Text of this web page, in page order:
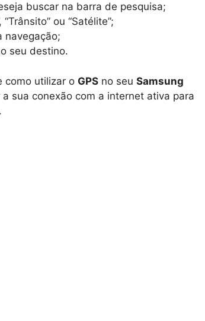
buscar na barra de pesquisa;
ou “Satélite”;
navegação;
seu destino.
como utilizar o GPS no seu Samsung
sua conexão com a internet ativa para